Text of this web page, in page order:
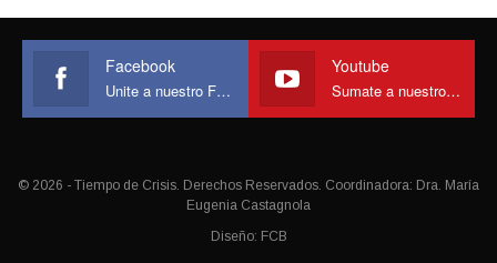
Facebook
Unite a nuestro Face
Youtube
Sumate a nuestro canal
© 2026 - Tiempo de Crisis. Derechos Reservados. Coordinadora: Dra. María
Eugenia Castagnola
Diseño: FCB